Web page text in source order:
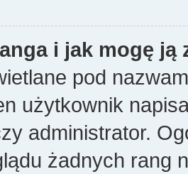
i jak mogę ją
pod
użytkownik
administrator.
żadnych rang